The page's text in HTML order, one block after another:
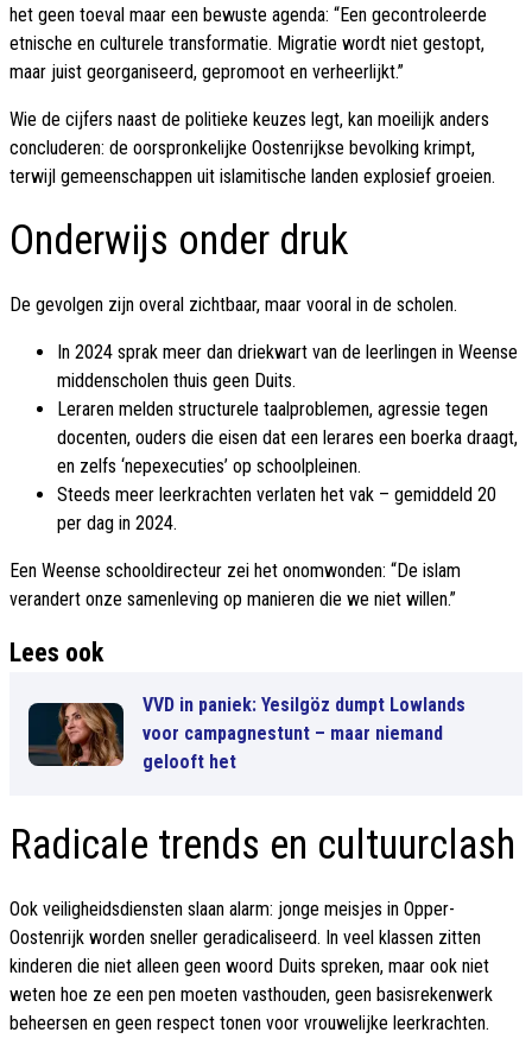
het geen toeval maar een bewuste agenda: “Een gecontroleerde
etnische en culturele transformatie. Migratie wordt niet gestopt,
maar juist georganiseerd, gepromoot en verheerlijkt.”
Wie de cijfers naast de politieke keuzes legt, kan moeilijk anders
concluderen: de oorspronkelijke Oostenrijkse bevolking krimpt,
terwijl gemeenschappen uit islamitische landen explosief groeien.
Onderwijs onder druk
De gevolgen zijn overal zichtbaar, maar vooral in de scholen.
In 2024 sprak meer dan driekwart van de leerlingen in Weense
middenscholen thuis geen Duits.
Leraren melden structurele taalproblemen, agressie tegen
docenten, ouders die eisen dat een lerares een boerka draagt,
en zelfs ‘nepexecuties’ op schoolpleinen.
Steeds meer leerkrachten verlaten het vak – gemiddeld 20
per dag in 2024.
Een Weense schooldirecteur zei het onomwonden: “De islam
verandert onze samenleving op manieren die we niet willen.”
Lees ook
VVD in paniek: Yesilgöz dumpt Lowlands
voor campagnestunt – maar niemand
gelooft het
Radicale trends en cultuurclash
Ook veiligheidsdiensten slaan alarm: jonge meisjes in Opper-
Oostenrijk worden sneller geradicaliseerd. In veel klassen zitten
kinderen die niet alleen geen woord Duits spreken, maar ook niet
weten hoe ze een pen moeten vasthouden, geen basisrekenwerk
beheersen en geen respect tonen voor vrouwelijke leerkrachten.